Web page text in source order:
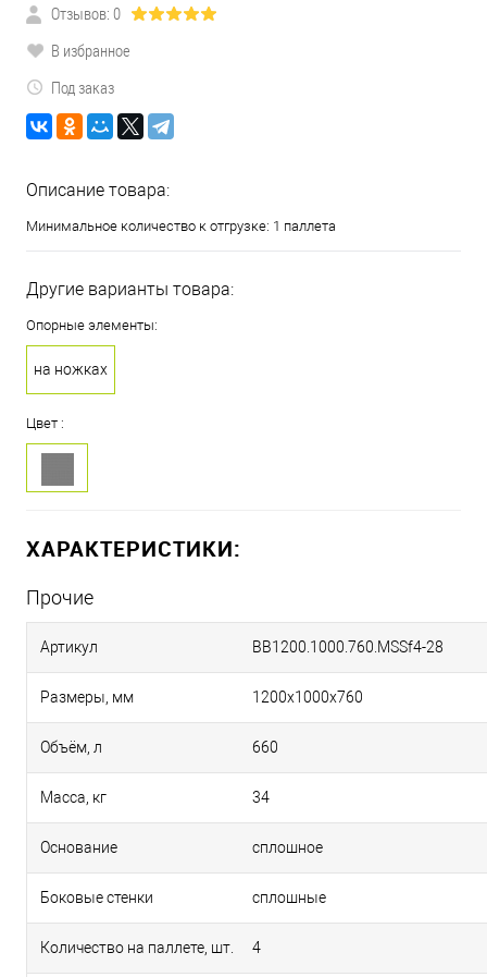
Отзывов: 0
В избранное
Под заказ
Описание товара:
Минимальное количество к отгрузке: 1 паллета
Другие варианты товара:
Опорные элементы:
на ножках
Цвет :
ХАРАКТЕРИСТИКИ:
Прочие
Артикул BB1200.1000.760.MSSf4-28
Размеры, мм 1200х1000х760
Объём, л 660
Масса, кг 34
Основание сплошное
Боковые стенки сплошные
Количество на паллете, шт. 4